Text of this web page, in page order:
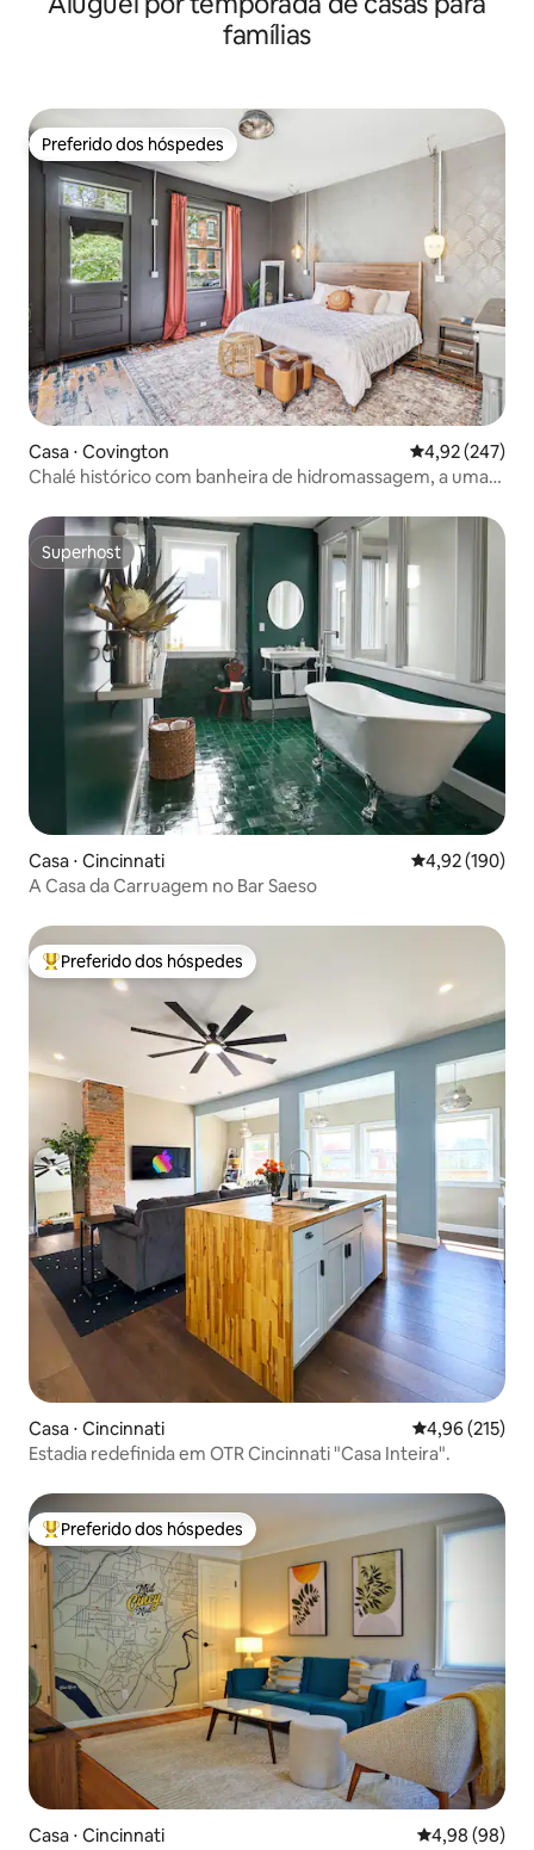
famílias
Preferido dos hóspedes
Preferido dos hóspedes
Casa ⋅ Covington 4,92 de uma
4,92 (247)
Chalé histórico com banheira de hidromassagem, a uma
Superhost
Superhost
Casa ⋅ Cincinnati 4,92 de uma
4,92 (190)
A Casa da Carruagem no Bar Saeso
Entre os melhores preferidos dos hóspedes
Preferido dos hóspedes
Casa ⋅ Cincinnati 4,96 de uma
4,96 (215)
Estadia redefinida em OTR Cincinnati "Casa Inteira".
Entre os melhores preferidos dos hóspedes
Preferido dos hóspedes
Casa ⋅ Cincinnati 4,98 de uma
4,98 (98)